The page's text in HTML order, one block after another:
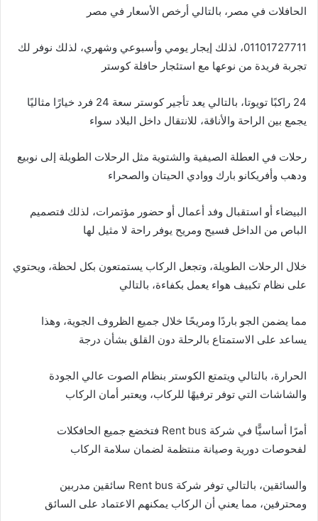
الحافلات في مصر، بالتالي أرخص الأسعار في مصر
01101727711، لذلك إيجار يومي وأسبوعي وشهري، لذلك نوفر لك
تجربة فريدة من نوعها مع استئجار حافلة كوستر
24 راكبًا تويوتا، بالتالي يعد تأجير كوستر سعة 24 فرد خيارًا مثاليًا
يجمع بين الراحة والأناقة، للانتقال داخل البلاد سواء
رحلات في العطلة الصيفية والشتوية مثل الرحلات الطويلة إلى نوبيع
ودهب وأفريكانو بارك ووادي الحيتان والصحراء
البيضاء أو استقبال وفد أعمال أو حضور مؤتمرات، لذلك فتصميم
الباص من الداخل فسيح ومريح يوفر راحة لا مثيل لها
خلال الرحلات الطويلة، وتجعل الركاب يستمتعون بكل لحظة، ويحتوي
على نظام تكييف هواء يعمل بكفاءة، بالتالي
مما يضمن الجو باردًا ومريحًا خلال جميع الظروف الجوية، وهذا
يساعد على الاستمتاع بالرحلة دون القلق بشأن درجة
الحرارة، بالتالي ويتمتع الكوستر بنظام الصوت عالي الجودة
والشاشات التي توفر ترفيهًا للركاب، ويعتبر أمان الركاب
أمرًا أساسيًّا في شركة Rent bus فتخضع جميع الحافكلات
لفحوصات دورية وصيانة منتظمة لضمان سلامة الركاب
والسائقين، بالتالي توفر شركة Rent bus سائقين مدربين
ومحترفين، مما يعني أن الركاب يمكنهم الاعتماد على السائق